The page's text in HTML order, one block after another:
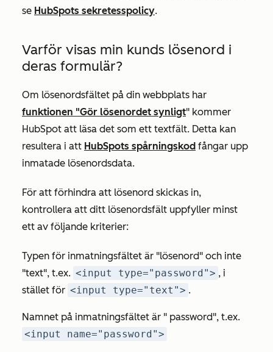
se HubSpots sekretesspolicy.
Varför visas min kunds lösenord i
deras formulär?
Om lösenordsfältet på din webbplats har
funktionen "Gör lösenordet synligt" kommer
HubSpot att läsa det som ett textfält. Detta kan
resultera i att HubSpots spårningskod fångar upp
inmatade lösenordsdata.
För att förhindra att lösenord skickas in,
kontrollera att ditt lösenordsfält uppfyller minst
ett av följande kriterier:
Typen för inmatningsfältet är "lösenord" och inte
"text", t.ex. <input type="password"> , i
stället för <input type="text"> .
Namnet på inmatningsfältet är " password", t.ex.
<input name="password">